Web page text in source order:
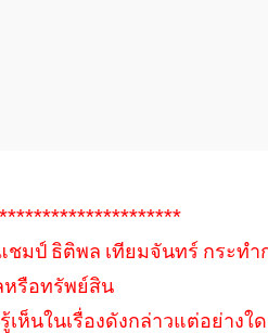
ป์ ธิติพล เทียมจันทร์ กระทำ
รือทรัพย์สิน
ห็นในเรื่องดังกล่าวแต่อย่าง